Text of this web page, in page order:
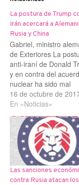
La postura de Trump
Irán acercará a
Rusia y China
Gabriel, ministro
de Exteriores La
anti-iraní de Donald
y en contra del
nuclear ha sido mal
recibida en Alemania.
ministro de Asuntos
Gabriel, fue explícito
cuando dijo que
aproximaría a Rusia y
China si Estados
cancelaba el acuerdo
nuclear…
16 de octubre de
En «Noticias»
Las sanciones
contra Rusia atacan los